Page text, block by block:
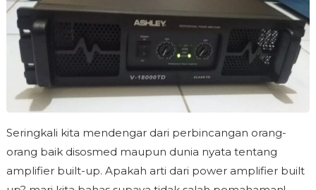
Seringkali kita mendengar dari perbincangan orang-
orang baik disosmed maupun dunia nyata tentang
amplifier built-up. Apakah arti dari power amplifier built